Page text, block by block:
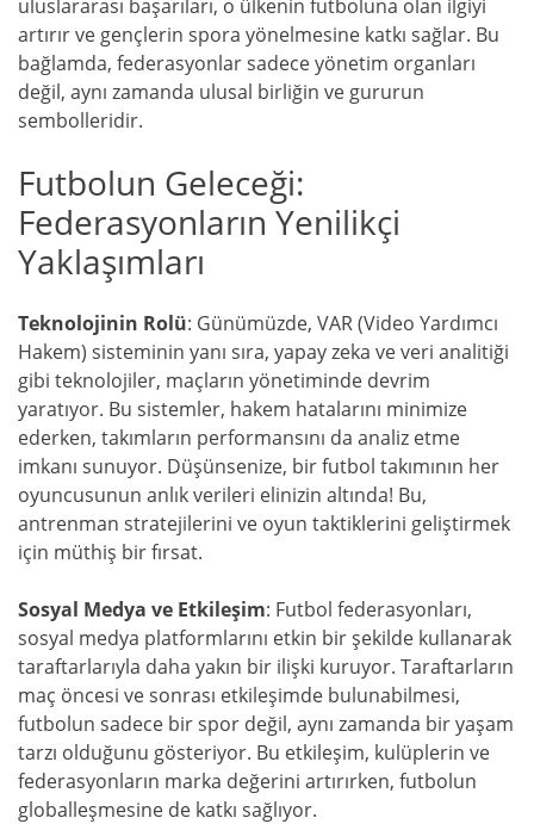
uluslararası başarıları, o ülkenin futboluna olan ilgiyi
artırır ve gençlerin spora yönelmesine katkı sağlar. Bu
bağlamda, federasyonlar sadece yönetim organları
değil, aynı zamanda ulusal birliğin ve gururun
sembolleridir.
Futbolun Geleceği:
Federasyonların Yenilikçi
Yaklaşımları
Teknolojinin Rolü: Günümüzde, VAR (Video Yardımcı
Hakem) sisteminin yanı sıra, yapay zeka ve veri analitiği
gibi teknolojiler, maçların yönetiminde devrim
yaratıyor. Bu sistemler, hakem hatalarını minimize
ederken, takımların performansını da analiz etme
imkanı sunuyor. Düşünsenize, bir futbol takımının her
oyuncusunun anlık verileri elinizin altında! Bu,
antrenman stratejilerini ve oyun taktiklerini geliştirmek
için müthiş bir fırsat.
Sosyal Medya ve Etkileşim: Futbol federasyonları,
sosyal medya platformlarını etkin bir şekilde kullanarak
taraftarlarıyla daha yakın bir ilişki kuruyor. Taraftarların
maç öncesi ve sonrası etkileşimde bulunabilmesi,
futbolun sadece bir spor değil, aynı zamanda bir yaşam
tarzı olduğunu gösteriyor. Bu etkileşim, kulüplerin ve
federasyonların marka değerini artırırken, futbolun
globalleşmesine de katkı sağlıyor.